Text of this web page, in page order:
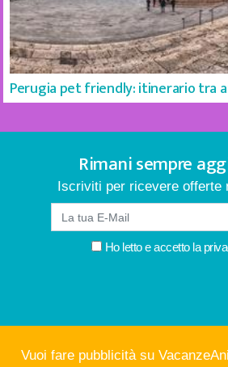
Perugia pet friendly: itinerario tra
Rimani sempre
Iscriviti per ricevere offerte
Ho letto e accetto la
Vuoi fare pubblicità su